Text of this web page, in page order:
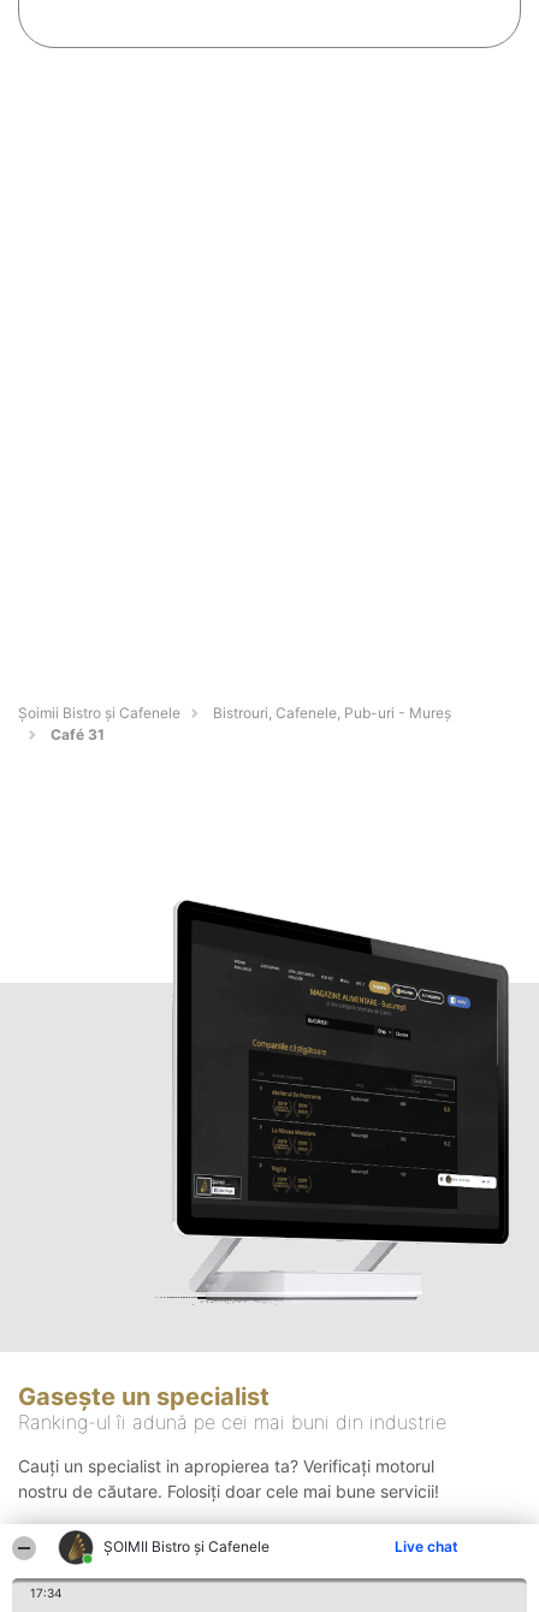
ȘOIMII Bistro și Cafenele Live chat
17:34
Șoimii Bistro și Cafenele
Bistrouri, Cafenele, Pub-uri - Mureş
Café 31
Gasește un specialist
Ranking-ul îi adună pe cei mai buni din industrie
Cauți un specialist in apropierea ta? Verificați motorul
nostru de căutare. Folosiți doar cele mai bune servicii!